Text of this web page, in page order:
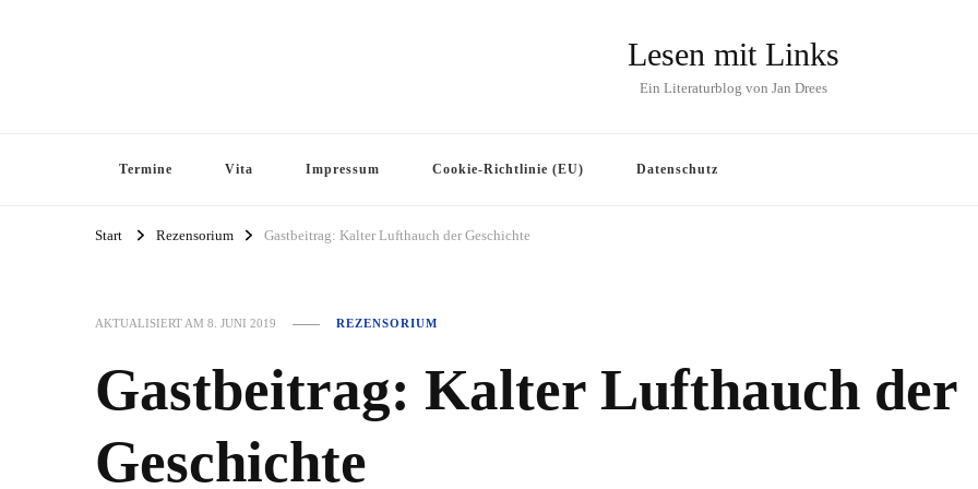
Lesen mit Links
Ein Literaturblog von Jan Drees
Termine Vita Impressum Cookie-Richtlinie (EU) Datenschutz
Start Rezensorium Gastbeitrag: Kalter Lufthauch der Geschichte
AKTUALISIERT AM 8. JUNI 2019 REZENSORIUM
Gastbeitrag: Kalter Lufthauch der
Geschichte